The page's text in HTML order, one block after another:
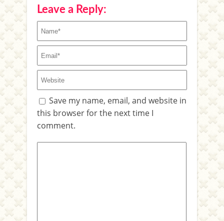
Leave a Reply:
Save my name, email, and website in
this browser for the next time I
comment.